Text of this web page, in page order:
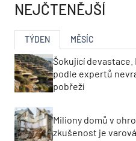
NEJČTENĚJŠÍ
TÝDEN MĚSÍC
Šokující
podle expertů
pobřeží
Miliony domů v
zkušenost je